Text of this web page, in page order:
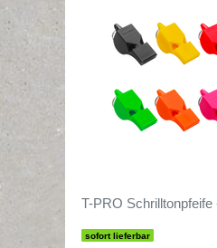
T-PRO Schrilltonpfeife
sofort lieferbar